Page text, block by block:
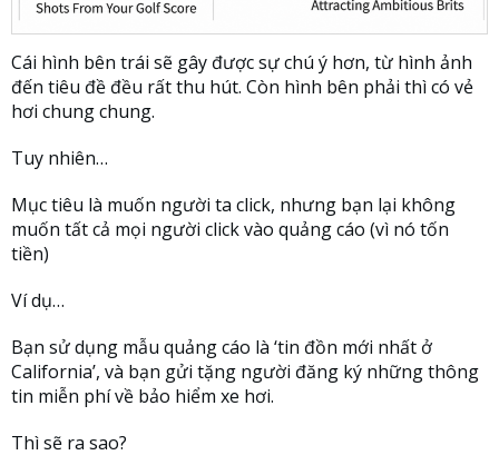
Cái hình bên trái sẽ gây được sự chú ý hơn, từ hình ảnh
đến tiêu đề đều rất thu hút. Còn hình bên phải thì có vẻ
hơi chung chung.
Tuy nhiên…
Mục tiêu là muốn người ta click, nhưng bạn lại không
muốn tất cả mọi người click vào quảng cáo (vì nó tốn
tiền)
Ví dụ…
Bạn sử dụng mẫu quảng cáo là ‘tin đồn mới nhất ở
California’, và bạn gửi tặng người đăng ký những thông
tin miễn phí về bảo hiểm xe hơi.
Thì sẽ ra sao?